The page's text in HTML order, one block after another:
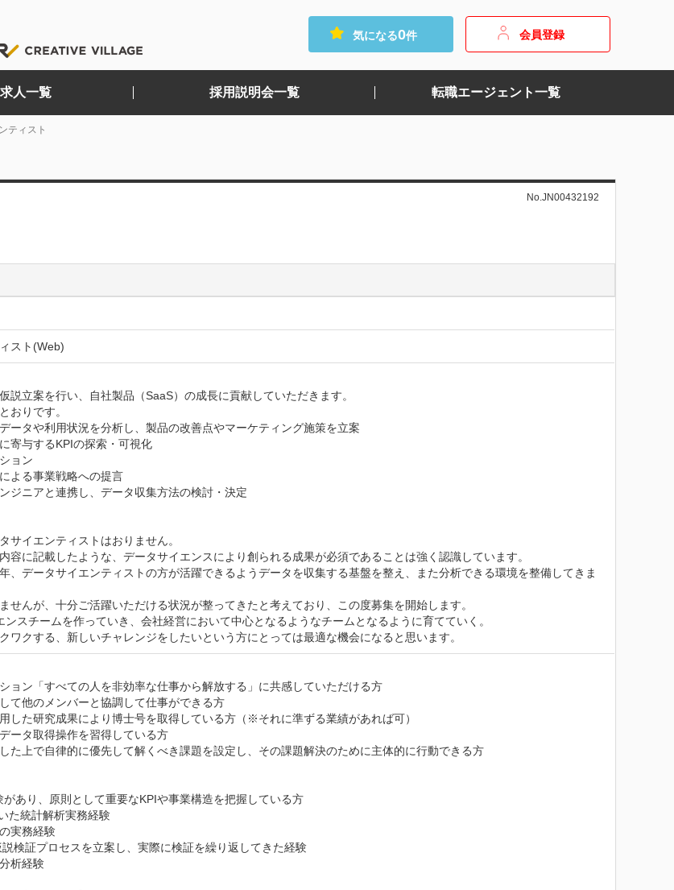
気になる0件 会員登録
人一覧 採用説明会一覧 転職エージェント一覧
ティスト
No.JN00432192
スト(Web)
説立案を行い、⾃社製品（SaaS）の成長に貢献していただきます。
おりです。
ータや利用状況を分析し、製品の改善点やマーケティング施策を立案
寄与するKPIの探索・可視化
ョン
よる事業戦略への提言
ジニアと連携し、データ収集方法の検討・決定
サイエンティストはおりません。
容に記載したような、データサイエンスにより創られる成果が必須であることは強く認識しています。
、データサイエンティストの方が活躍できるようデータを収集する基盤を整え、また分析できる環境を整備してきま
せんが、十分ご活躍いただける状況が整ってきたと考えており、この度募集を開始します。
ンスチームを作っていき、会社経営において中心となるようなチームとなるように育てていく。
ワクする、新しいチャレンジをしたいという方にとっては最適な機会になると思います。
ョン「すべての人を非効率な仕事から解放する」に共感していただける方
て他のメンバーと協調して仕事ができる方
した研究成果により博士号を取得している方（※それに準ずる業績があれば可）
ータ取得操作を習得している方
た上で自律的に優先して解くべき課題を設定し、その課題解決のために主体的に行動できる方
があり、原則として重要なKPIや事業構造を把握している方
た統計解析実務経験
実務経験
説検証プロセスを立案し、実際に検証を繰り返してきた経験
析経験